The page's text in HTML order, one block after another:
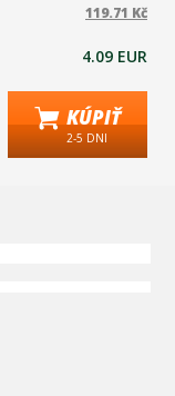
119.71 Kč
4.09 EUR
KÚPIŤ
2-5 DNI